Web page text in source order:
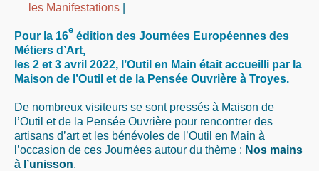
Contact
les Manifestations
Pour la 16
e
édition des Journées Européennes des
Métiers d’Art,
les 2 et 3 avril 2022, l’Outil en Main était accueilli par la
Maison de l’Outil et de la Pensée Ouvrière à Troyes.
De nombreux visiteurs se sont pressés à Maison de
l’Outil et de la Pensée Ouvrière pour rencontrer des
artisans d’art et les bénévoles de l’Outil en Main à
l’occasion de ces Journées autour du thème : Nos mains
à l’unisson.